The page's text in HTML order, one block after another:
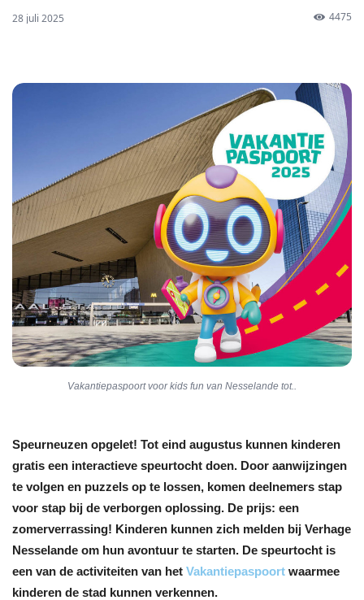
28 juli 2025 4475
Vakantiepaspoort voor kids fun van Nesselande tot..
Speurneuzen opgelet! Tot eind augustus kunnen kinderen
gratis een interactieve speurtocht doen. Door aanwijzingen
te volgen en puzzels op te lossen, komen deelnemers stap
voor stap bij de verborgen oplossing. De prijs: een
zomerverrassing! Kinderen kunnen zich melden bij Verhage
Nesselande om hun avontuur te starten. De speurtocht is
een van de activiteiten van het Vakantiepaspoort waarmee
kinderen de stad kunnen verkennen.